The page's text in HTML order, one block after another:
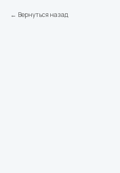
Вернуться назад